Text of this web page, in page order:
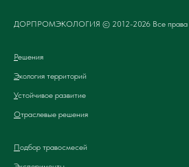
ДОРПРОМЭКОЛОГИЯ © 2012-2026 Все права
Решения
Экология территорий
Устойчивое развитие
Отраслевые решения
Подбор травосмесей